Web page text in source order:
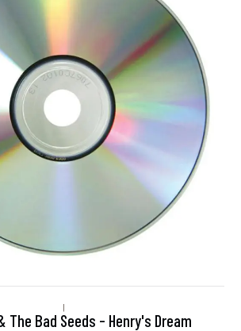
|
The Bad Seeds - Henry's Dream